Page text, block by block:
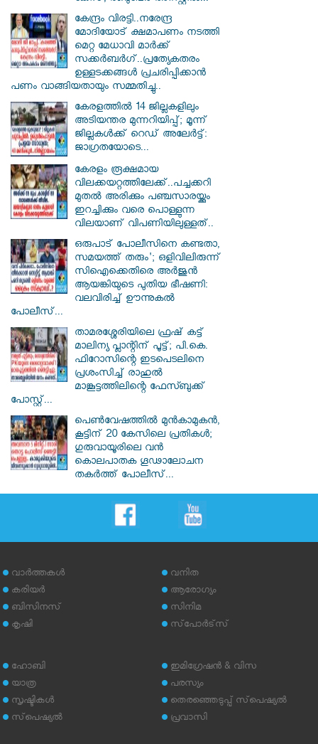
കേന്ദ്രം വിരട്ടി..നരേന്ദ്ര
മോദിയോട് ക്ഷമാപണം നടത്തി
മെറ്റ മേധാവി മാർക്ക്
സക്കർബർ​ഗ്..പ്രത്യേകതരം
ഉള്ളടക്കങ്ങൾ പ്രചരിപ്പിക്കാൻ
പണം വാങ്ങിയതായും സമ്മതിച്ചു..
കേരളത്തിൽ 14 ജില്ലകളിലും
അടിയന്തര മുന്നറിയിപ്പ്; മൂന്ന്
ജില്ലകൾക്ക് റെഡ് അലേർട്ട്:
ജാഗ്രതയോടെ...
കേരളം രൂക്ഷമായ
വിലക്കയറ്റത്തിലേക്ക്..പച്ചക്കറി
മുതൽ അരിക്കും പഞ്ചസാരയ്ക്കും
ഇറച്ചിക്കും വരെ പൊള്ളുന്ന
വിലയാണ് വിപണിയിലുള്ളത്..
ഒരുപാട് പോലീസിനെ കണ്ടതാ,
സമയത്ത് തരും'; ഒളിവിലിരുന്ന്
സിഐക്കെതിരെ അർജുൻ
ആയങ്കിയുടെ പുതിയ ഭീഷണി:
വലവിരിച്ച് ഊന്നുകൽ
പോലീസ്...
താമരശ്ശേരിയിലെ ഫ്രഷ് കട്ട്
മാലിന്യ പ്ലാന്റിന് പൂട്ട്; പി.കെ.
ഫിറോസിന്റെ ഇടപെടലിനെ
പ്രശംസിച്ച് രാഹുൽ
മാങ്കൂട്ടത്തിലിന്റെ ഫേസ്ബുക്ക്
പോസ്റ്റ്...
പെൺവേഷത്തിൽ മുൻകാമുകൻ,
കൂട്ടിന് 20 കേസിലെ പ്രതികൾ;
ഗുരുവായൂരിലെ വൻ
കൊലപാതക ഗൂഢാലോചന
തകർത്ത് പോലീസ്...
വാര്‍ത്തകള്‍
കരിയര്‍
ബിസിനസ്
കൃഷി
വനിത
ആരോഗ്യം
സിനിമ
സ്‌പോര്‍ട്‌സ്
ഹോബി
യാത്ര
സൃഷ്ടികള്‍
സ്‌പെഷ്യല്‍
ഇമിഗ്രേഷന്‍ & വിസ
പരസ്യം
തെരഞ്ഞെടുപ്പ് സ്‌പെഷ്യല്‍
പ്രവാസി